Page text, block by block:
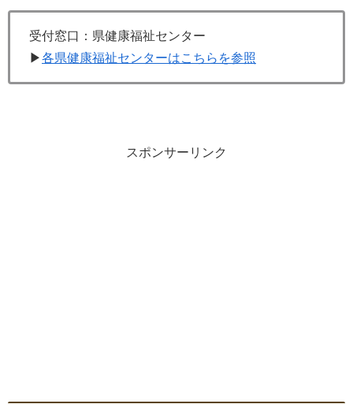
受付窓口：県健康福祉センター
▶各県健康福祉センターはこちらを参照
スポンサーリンク